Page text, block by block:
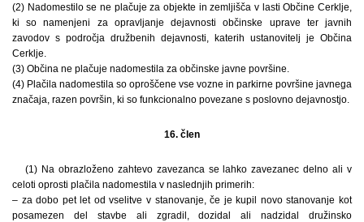
(2) Nadomestilo se ne plačuje za objekte in zemljišča v lasti Občine Cerklje,
ki so namenjeni za opravljanje dejavnosti občinske uprave ter javnih
zavodov s področja družbenih dejavnosti, katerih ustanovitelj je Občina
Cerklje.
(3) Občina ne plačuje nadomestila za občinske javne površine.
(4) Plačila nadomestila so oproščene vse vozne in parkirne površine javnega
značaja, razen površin, ki so funkcionalno povezane s poslovno dejavnostjo.
16. člen
(1) Na obrazloženo zahtevo zavezanca se lahko zavezanec delno ali v
celoti oprosti plačila nadomestila v naslednjih primerih:
– za dobo pet let od vselitve v stanovanje, če je kupil novo stanovanje kot
posamezen del stavbe ali zgradil, dozidal ali nadzidal družinsko